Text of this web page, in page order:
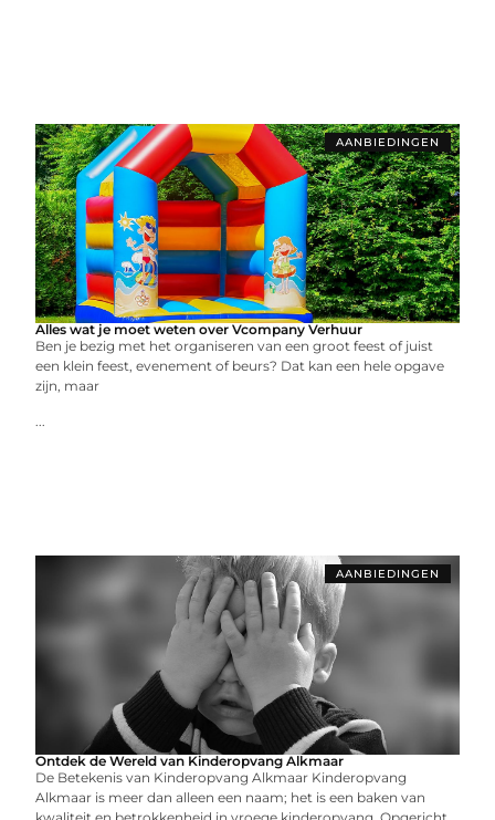
AANBIEDINGEN
Alles wat je moet weten over Vcompany Verhuur
Ben je bezig met het organiseren van een groot feest of juist
een klein feest, evenement of beurs? Dat kan een hele opgave
zijn, maar
...
AANBIEDINGEN
Ontdek de Wereld van Kinderopvang Alkmaar
De Betekenis van Kinderopvang Alkmaar Kinderopvang
Alkmaar is meer dan alleen een naam; het is een baken van